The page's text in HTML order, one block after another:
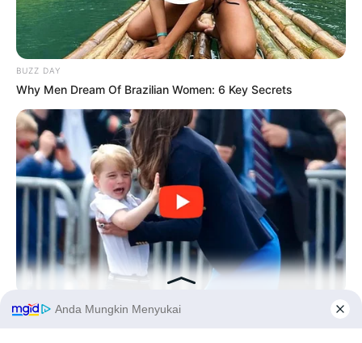
BUZZ DAY
Why Men Dream Of Brazilian Women: 6 Key Secrets
BUZZ DAY